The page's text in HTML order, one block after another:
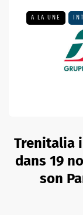
A LA UNE
Trenitalia
dans 19
son